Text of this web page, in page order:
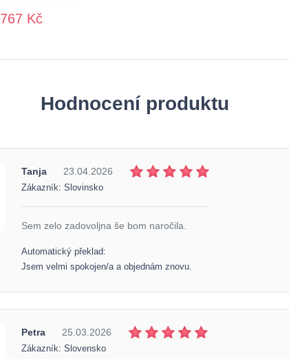
767 Kč
Hodnocení produktu
Tanja 23.04.2026
Zákazník: Slovinsko
Sem zelo zadovoljna še bom naročila.
Automatický překlad:
Jsem velmi spokojen/a a objednám znovu.
Petra 25.03.2026
Zákazník: Slovensko